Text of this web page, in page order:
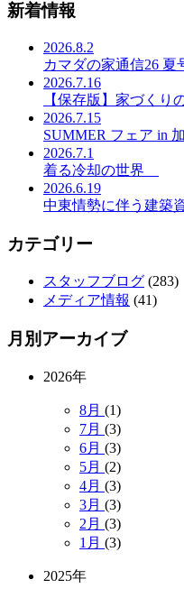
新着情報
2026.8.2
カマダの家通信26 夏
2026.7.16
【保存版】家づくり
2026.7.15
SUMMER フェア in
2026.7.1
着る冷却の世界
2026.6.19
中東情勢に伴う建築
カテゴリー
スタッフブログ (283)
メディア情報 (41)
月別アーカイブ
2026年
8月 (1)
7月 (3)
6月 (3)
5月 (2)
4月 (3)
3月 (3)
2月 (3)
1月 (3)
2025年